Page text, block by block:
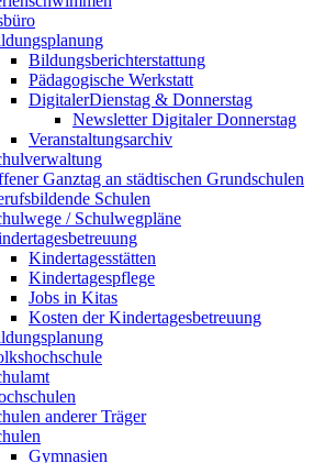
Bildungsberichterstattung
Pädagogische Werkstatt
DigitalerDienstag & Donnerstag
Newsletter Digitaler Donnerstag
Veranstaltungsarchiv
Ganztag an städtischen Grundschulen
Schulen
/ Schulwegpläne
Kindertagesstätten
Kindertagespflege
Jobs in Kitas
Kosten der Kindertagesbetreuung
anderer Träger
Gymnasien